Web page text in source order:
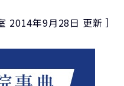
2014年9月28日 更新 ］